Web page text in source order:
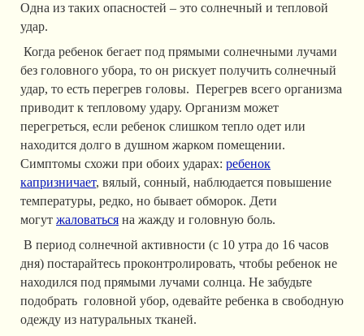
Одна из таких опасностей – это солнечный и тепловой
удар.
Когда ребенок бегает под прямыми солнечными лучами
без головного убора, то он рискует получить солнечный
удар, то есть перегрев головы. Перегрев всего организма
приводит к тепловому удару. Организм может
перегреться, если ребенок слишком тепло одет или
находится долго в душном жарком помещении.
Симптомы схожи при обоих ударах: ребенок
капризничает, вялый, сонный, наблюдается повышение
температуры, редко, но бывает обморок. Дети
могут жаловаться на жажду и головную боль.
В период солнечной активности (с 10 утра до 16 часов
дня) постарайтесь проконтролировать, чтобы ребенок не
находился под прямыми лучами солнца. Не забудьте
подобрать головной убор, одевайте ребенка в свободную
одежду из натуральных тканей.